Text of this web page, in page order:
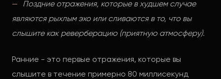
Поздние отражения, которые в худшем случае
являются рыхлым эхо или сливаются в то, что вы
слышите как реверберацию (приятную атмосферу).
Ранние - это первые отражения, которые вы
слышите в течение примерно 80 миллисекунд